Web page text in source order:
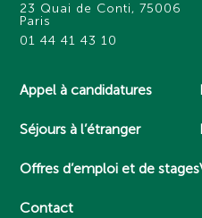
23 Quai de Conti, 75006
Paris
01 44 41 43 10
Appel à candidatures
Séjours à l’étranger
Offres d’emploi et de stages
Contact